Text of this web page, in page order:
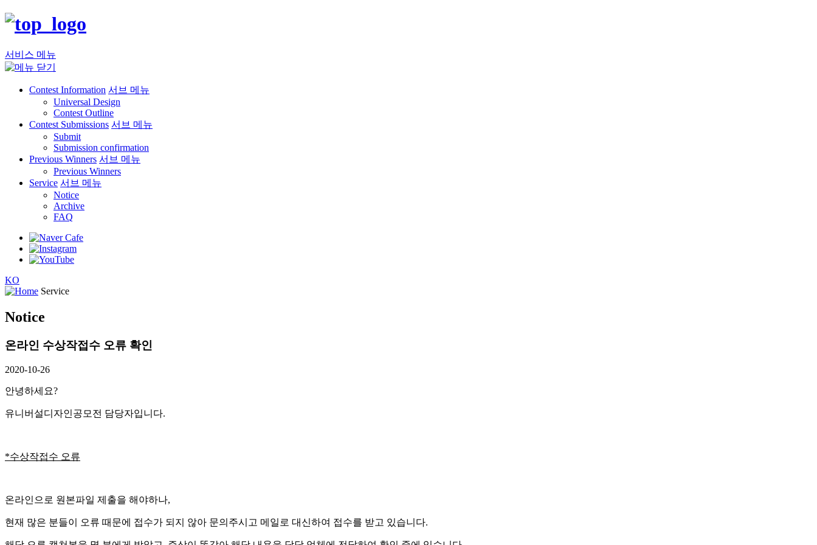
서비스 메뉴
Contest Information 서브 메뉴
Universal Design
Contest Outline
Contest Submissions 서브 메뉴
Submit
Submission confirmation
Previous Winners 서브 메뉴
Previous Winners
Service 서브 메뉴
Notice
Archive
FAQ
KO
Service
Notice
온라인 수상작접수 오류 확인
2020-10-26
안녕하세요?
유니버설디자인공모전 담당자입니다.
*수상작접수 오류
온라인으로 원본파일 제출을 해야하나,
현재 많은 분들이 오류 때문에 접수가 되지 않아 문의주시고 메일로 대신하여 접수를 받고 있습니다.